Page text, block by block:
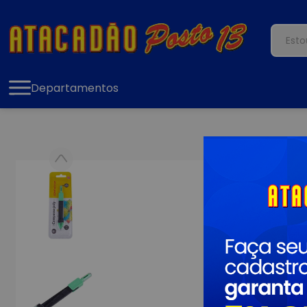
Departamentos